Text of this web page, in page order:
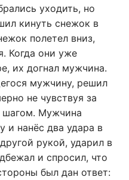
уходить, но
кинуть снежок в
полетел вниз,
Когда они уже
их догнал мужчина.
мужчину, решил
не чувствуя за
Мужчина
и нанёс два удара в
рукой, ударил в
и спросил, что
был дан ответ: